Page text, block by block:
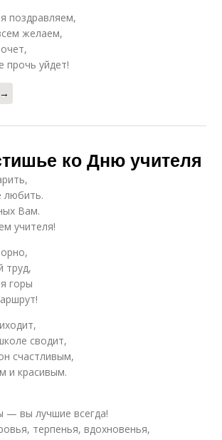
поздравляем,
желаем,
прочь уйдет!
ко Дню учителя
любить.
Вам.
учителя!
труд,
горы
сводит,
счастливым,
и красивым.
— вы лучшие всегда!
терпенья, вдохновенья,